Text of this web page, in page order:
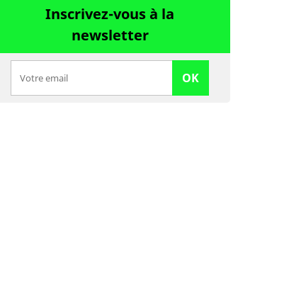
Inscrivez-vous à la
newsletter
OK